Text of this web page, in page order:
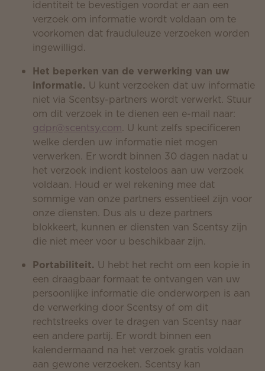
identiteit te bevestigen voordat er aan een
verzoek om informatie wordt voldaan om te
voorkomen dat frauduleuze verzoeken worden
ingewilligd.
Het beperken van de verwerking van uw
informatie. U kunt verzoeken dat uw informatie
niet via Scentsy-partners wordt verwerkt. Stuur
om dit verzoek in te dienen een e-mail naar:
gdpr@scentsy.com. U kunt zelfs specificeren
welke derden uw informatie niet mogen
verwerken. Er wordt binnen 30 dagen nadat u
het verzoek indient kosteloos aan uw verzoek
voldaan. Houd er wel rekening mee dat
sommige van onze partners essentieel zijn voor
onze diensten. Dus als u deze partners
blokkeert, kunnen er diensten van Scentsy zijn
die niet meer voor u beschikbaar zijn.
Portabiliteit. U hebt het recht om een kopie in
een draagbaar formaat te ontvangen van uw
persoonlijke informatie die onderworpen is aan
de verwerking door Scentsy of om dit
rechtstreeks over te dragen van Scentsy naar
een andere partij. Er wordt binnen een
kalendermaand na het verzoek gratis voldaan
aan gewone verzoeken. Scentsy kan